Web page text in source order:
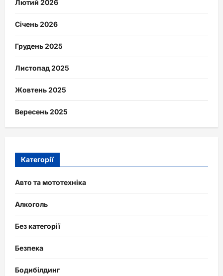
Лютий 2026
Січень 2026
Грудень 2025
Листопад 2025
Жовтень 2025
Вересень 2025
Категорії
Авто та мототехніка
Алкоголь
Без категорії
Безпека
Бодибілдинг